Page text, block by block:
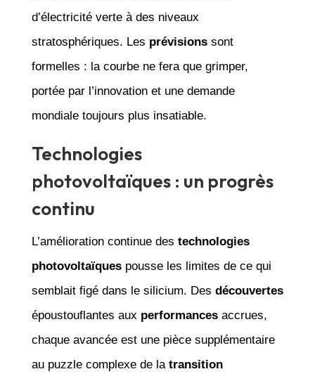
d’électricité verte à des niveaux
stratosphériques. Les prévisionssont
formelles : la courbe ne fera que grimper,
portée par l’innovation et une demande
mondiale toujours plus insatiable.
Technologies
photovoltaïques : un progrès
continu
L’amélioration continue des technologies
photovoltaïquespousse les limites de ce qui
semblait figé dans le silicium. Des découvertes
époustouflantes aux performancesaccrues,
chaque avancée est une pièce supplémentaire
au puzzle complexe de la transition